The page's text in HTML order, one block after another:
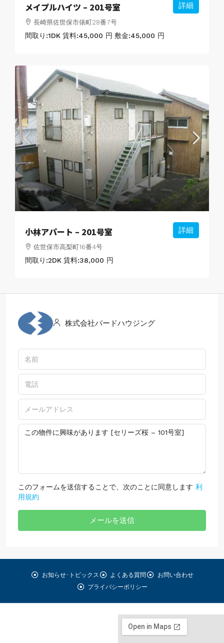
メイプルハイツ – 201号室
長崎県佐世保市俵町28番7号
間取り:1DK 賃料:45,000 円 敷金:45,000 円
詳細
38,000円
小林アパート – 201号室
佐世保市高梨町16番4号
間取り:2DK 賃料:38,000 円
詳細
株式会社バードハウジング
このフォームを送信することで、次のことに同意します 利
用規約
メールを送信
お知らせ･トピックス よくある質問
お問い合わせ
プライバシーポリシー